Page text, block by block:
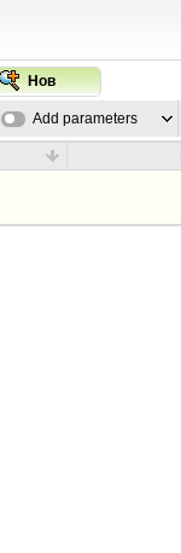
Нов
Add parameters